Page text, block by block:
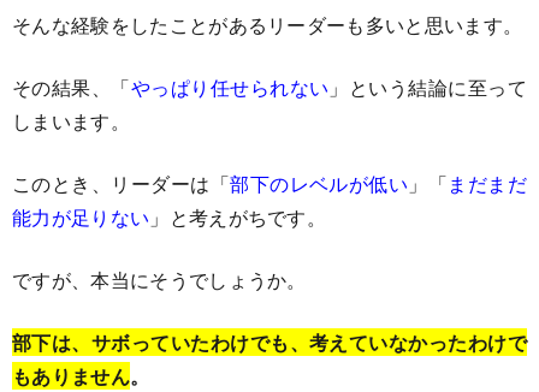
そんな経験をしたことがあるリーダーも多いと思います。
その結果、「やっぱり任せられない 」という結論に至って
しまいます。
このとき、リーダーは「部下のレベルが低い 」「まだまだ
能力が足りない 」と考えがちです。
ですが、本当にそうでしょうか。
部下は、サボっていたわけでも、考えていなかったわけで
もありません。